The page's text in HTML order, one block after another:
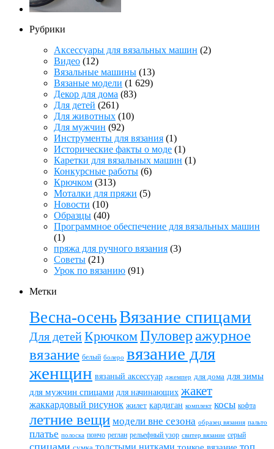
Рубрики
Аксессуары для вязальных машин (2)
Видео (12)
Вязальные машины (13)
Вязаные модели (1 629)
Декор для дома (83)
Для детей (261)
Для животных (10)
Для мужчин (92)
Инструменты для вязания (1)
Исторические факты о моде (1)
Каретки для вязальных машин (1)
Конкурсные работы (6)
Крючком (313)
Моталки для пряжи (5)
Новости (10)
Образцы (40)
Программное обеспечение для вязальных машин
(1)
пряжа для ручного вязания (3)
Советы (21)
Урок по вязанию (91)
Метки
Весна-осеньВязание спицами
Для детейКрючкомПуловер ажурное
вязание белый болеро вязание для
женщин вязаный аксессуар джемпер для дома для зимы
для мужчин спицами для начинающих жакет
жаккардовый рисунок жилет кардиган комплект косы кофта
летние вещи модели вне сезона образец вязания пальто
платье полоска пончо реглан рельефный узор свитер вязание серый
толстыми нитками